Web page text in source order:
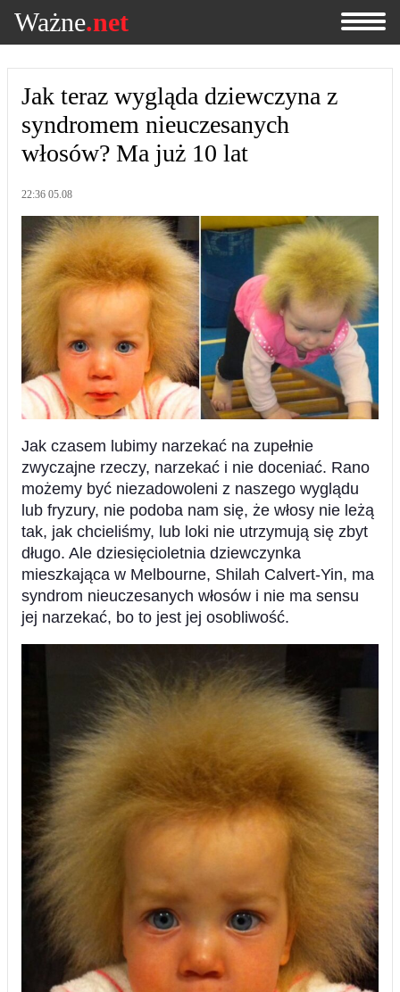
Ważne.net
Jak teraz wygląda dziewczyna z
syndromem nieuczesanych
włosów? Ma już 10 lat
22:36 05.08
Jak czasem lubimy narzekać na zupełnie
zwyczajne rzeczy, narzekać i nie doceniać. Rano
możemy być niezadowoleni z naszego wyglądu
lub fryzury, nie podoba nam się, że włosy nie leżą
tak, jak chcieliśmy, lub loki nie utrzymują się zbyt
długo. Ale dziesięcioletnia dziewczynka
mieszkająca w Melbourne, Shilah Calvert-Yin, ma
syndrom nieuczesanych włosów i nie ma sensu
jej narzekać, bo to jest jej osobliwość.